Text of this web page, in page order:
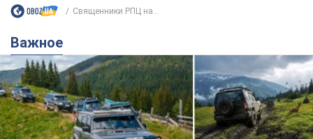
Священники РПЦ на...
Важное